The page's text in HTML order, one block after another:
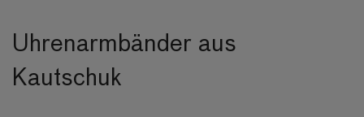
Uhrenarmbänder aus
Kautschuk